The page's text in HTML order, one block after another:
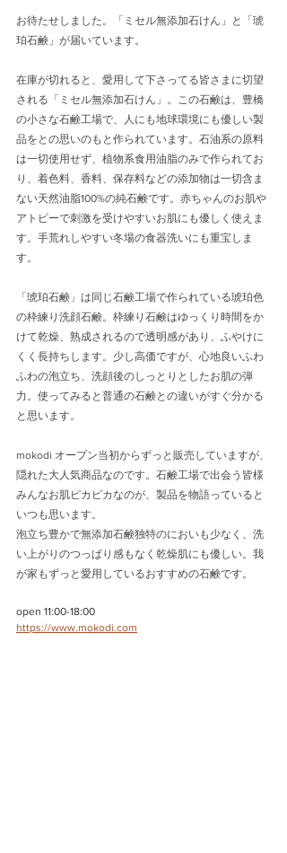
お待たせしました。「ミセル無添加石けん」と「琥
珀石鹸」が届いています。
在庫が切れると、愛用して下さってる皆さまに切望
される「ミセル無添加石けん」。この石鹸は、豊橋
の小さな石鹸工場で、人にも地球環境にも優しい製
品をとの思いのもと作られています。石油系の原料
は一切使用せず、植物系食用油脂のみで作られてお
り、着色料、香料、保存料などの添加物は一切含ま
ない天然油脂100%の純石鹸です。赤ちゃんのお肌や
アトピーで刺激を受けやすいお肌にも優しく使えま
す。手荒れしやすい冬場の食器洗いにも重宝しま
す。
「琥珀石鹸」は同じ石鹸工場で作られている琥珀色
の枠練り洗顔石鹸。枠練り石鹸はゆっくり時間をか
けて乾燥、熟成されるので透明感があり、ふやけに
くく長持ちします。少し高価ですが、心地良いふわ
ふわの泡立ち、洗顔後のしっとりとしたお肌の弾
力。使ってみると普通の石鹸との違いがすぐ分かる
と思います。
mokodi オープン当初からずっと販売していますが、
隠れた大人気商品なのです。石鹸工場で出会う皆様
みんなお肌ピカピカなのが、製品を物語っていると
いつも思います。
泡立ち豊かで無添加石鹸独特のにおいも少なく、洗
い上がりのつっぱり感もなく乾燥肌にも優しい。我
が家もずっと愛用しているおすすめの石鹸です。
open 11:00-18:00
https://www.mokodi.com